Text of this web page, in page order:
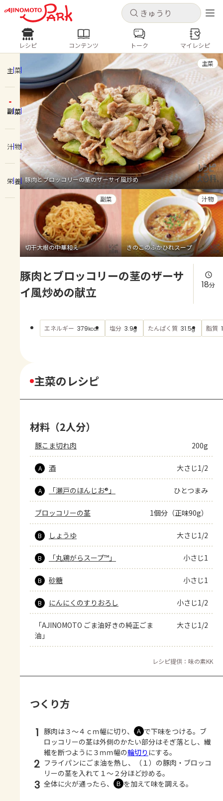
キャンセル
ログインするとレシピを保存できます
ログイン 新規登録
ホーム
コンテンツ
レシピ
トーク
よくあるお問い合わせ
お買い物
AJINOMOTO PARK とは
キャンセル
レシピ コンテンツ
人気の食材・レシピ
きゅうり なす トマト
とうもろこし
ピーマン
みょうが ゴーヤ
レシピ コンテンツ トーク マイレシピ
主菜
副菜
汁物
栄養 豚肉とブロッコリーの茎のザーサイ風炒め
主菜
切干大根の中華和え
副菜
きのこのふかひれスープ
汁物
豚肉とブロッコリーの茎のザーサ
イ風炒めの献立
18分
エネルギー 379kcal 塩分 3.9g たんぱく質 31.5g 脂質
主菜のレシピ
材料（2人分）
豚こま切れ肉 200g
A 酒 大さじ1/2
A 「瀬戸のほんじお®」 ひとつまみ
ブロッコリーの茎 1個分（正味90g）
B しょうゆ 大さじ1/2
B 「丸鶏がらスープ™」 小さじ1
B 砂糖 小さじ1
B にんにくのすりおろし 小さじ1/2
「AJINOMOTO ごま油好きの純正ごま
油」
大さじ1/2
レシピ提供：味の素KK
つくり方
1 豚肉は３～４ｃｍ幅に切り、 Ａ で下味をつける。ブ
ロッコリーの茎は外側のかたい部分はそぎ落とし、繊
維を断つように３ｍｍ幅の輪切り にする。
2 フライパンにごま油を熱し、（１）の豚肉・ブロッコ
リーの茎を入れて１～２分ほど炒める。
3 全体に火が通ったら、 Ｂ を加えて味を調える。